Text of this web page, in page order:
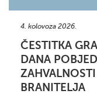
4. kolovoza 2026.
ČESTITKA
DANA
BRANITELJA